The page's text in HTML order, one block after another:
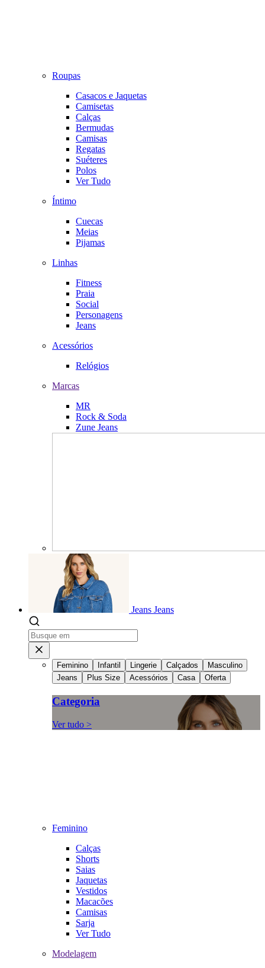
Roupas
Casacos e Jaquetas
Camisetas
Calças
Bermudas
Camisas
Regatas
Suéteres
Polos
Ver Tudo
Íntimo
Cuecas
Meias
Pijamas
Linhas
Fitness
Praia
Social
Personagens
Jeans
Acessórios
Relógios
Marcas
MR
Rock & Soda
Zune Jeans
Jeans Jeans
Feminino Infantil Lingerie Calçados
Masculino
Jeans
Plus Size Acessórios Casa Oferta
Categoria
Ver tudo >
Feminino
Calças
Shorts
Saias
Jaquetas
Vestidos
Macacões
Camisas
Sarja
Ver Tudo
Modelagem